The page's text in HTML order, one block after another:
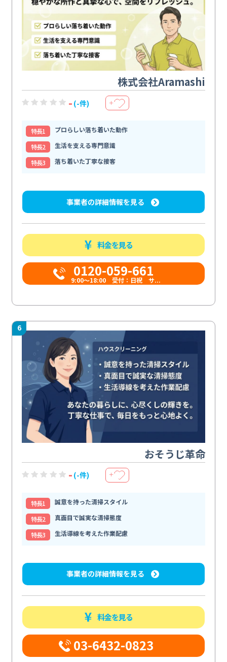
株式会社Aramashi
- (-件) ＋
特⻑1
プロらしい落ち着いた動作
特⻑2
生活を支える専門意識
特⻑3
落ち着いた丁寧な接客
事業者の詳細情報を見る
料金を見る
0120-059-661
9:00〜18:00 受付：日祝 サ...
6
おそうじ革命
- (-件) ＋
特⻑1
誠意を持った清掃スタイル
特⻑2
真面目で誠実な清掃態度
特⻑3
生活導線を考えた作業配慮
事業者の詳細情報を見る
料金を見る
03-6432-0823